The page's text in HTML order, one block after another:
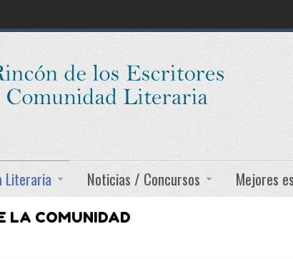
Literaria Noticias / Concursos Mejores
LA COMUNIDAD